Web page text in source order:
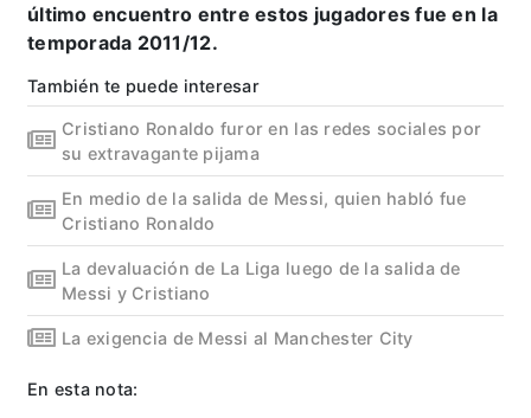
último encuentro entre estos jugadores fue en la
temporada 2011/12.
También te puede interesar
Cristiano Ronaldo furor en las redes sociales por
su extravagante pijama
En medio de la salida de Messi, quien habló fue
Cristiano Ronaldo
La devaluación de La Liga luego de la salida de
Messi y Cristiano
La exigencia de Messi al Manchester City
En esta nota: